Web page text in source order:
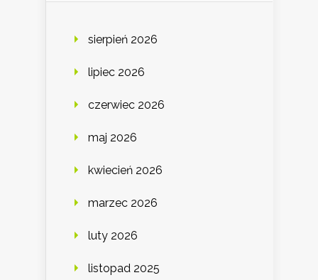
sierpień 2026
lipiec 2026
czerwiec 2026
maj 2026
kwiecień 2026
marzec 2026
luty 2026
listopad 2025